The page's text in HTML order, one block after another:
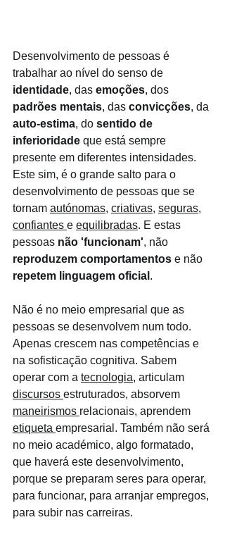
Desenvolvimento de pessoas é
trabalhar ao nível do senso de
identidade, das emoções, dos
padrões mentais, das convicções, da
auto-estima, do sentido de
inferioridade que está sempre
presente em diferentes intensidades.
Este sim, é o grande salto para o
desenvolvimento de pessoas que se
tornam autónomas, criativas, seguras,
confiantes e equilibradas. E estas
pessoas não 'funcionam', não
reproduzem comportamentos e não
repetem linguagem oficial .
Não é no meio empresarial que as
pessoas se desenvolvem num todo.
Apenas crescem nas competências e
na sofisticação cognitiva. Sabem
operar com a tecnologia, articulam
discursos estruturados, absorvem
maneirismos relacionais, aprendem
etiqueta empresarial. Também não será
no meio académico, algo formatado,
que haverá este desenvolvimento,
porque se preparam seres para operar,
para funcionar, para arranjar empregos,
para subir nas carreiras.